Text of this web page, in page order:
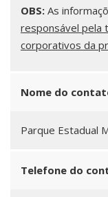
OBS: As
responsável pela
corporativos da
Nome do
Parque Estadual
Telefone do